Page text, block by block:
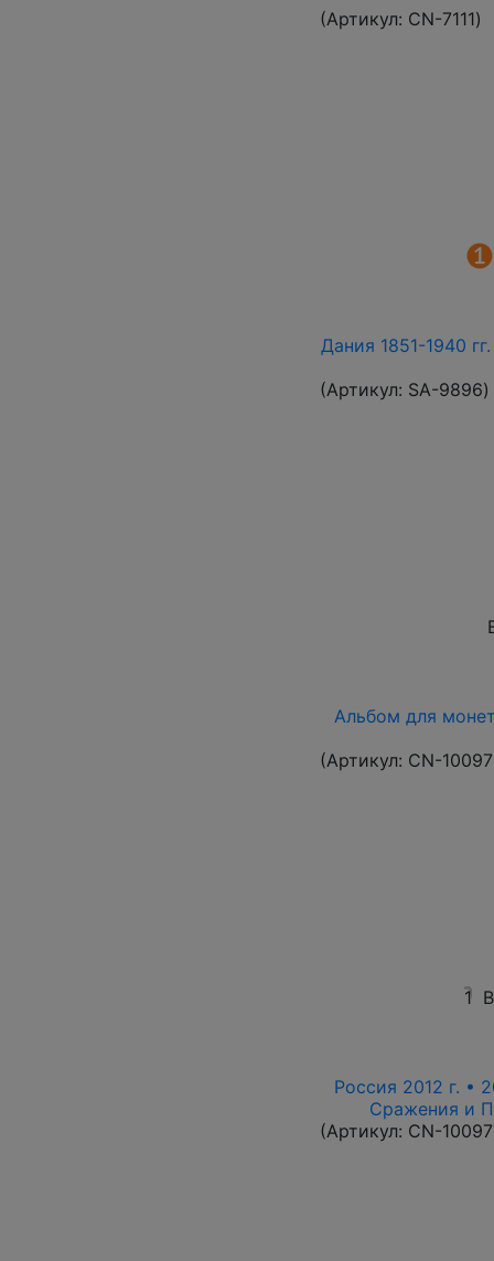
(Артикул: СN-7111)
Дания 1851-1940
(Артикул: SA-9896)
Альбом для
(Артикул: CN-
1
Россия 2012 г. •
Сражения и
(Артикул: CN-10097